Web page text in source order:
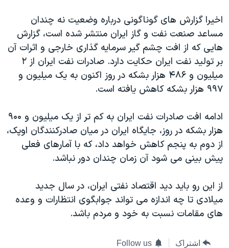
اخیرا گزارش های گوناگونی درباره وضعیت نه چندان
مساعد صنعت نفت و گاز ایران منتشر شده است، گزارش
هايی که از افت چشم گیر سرمایه گذاری خارجی و اثرات آن
بر تولید نفت ایران حکایت دارد. صادرات نفت ایران از ۲
میلیون و ۴۸۶ هزار بشکه در روز اکنون به يک میلیون و
۹۹۷ هزار بشکه کاهش یافته است.
ادامه افت صادرات نفت ایران به کم تر از يک میلیون و ۹۰۰
هزار بشکه در روز، جایگاه ایران در میان صادرکنندگان اوپک،
از دوم به پنجم کاهش خواهد داد، که با آمارهای فعلی
پیش بینی می شود آن زمان چندان دور نباشد.
از این رو باید دید اقتصاد نفتی ایران، در سال جدید
میلادی تا چه اندازه می تواند جوابگوی انتظارات و وعده
های مقامات نسبت به خود و مردم باشد.
اشتراک Follow us